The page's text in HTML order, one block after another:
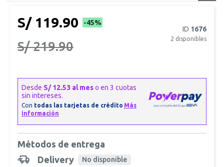
S/ 119.90 -45%
S/ 219.90
ID 1676
2 disponibles
Métodos de entrega
Delivery
No disponible